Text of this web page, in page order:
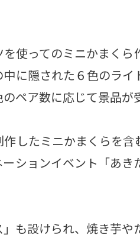
使ってのミニかまく
中に隠された６色のラ
ペア数に応じて景品が
したミニかまくらを
ションイベント「あ
も設けられ、焼き芋や